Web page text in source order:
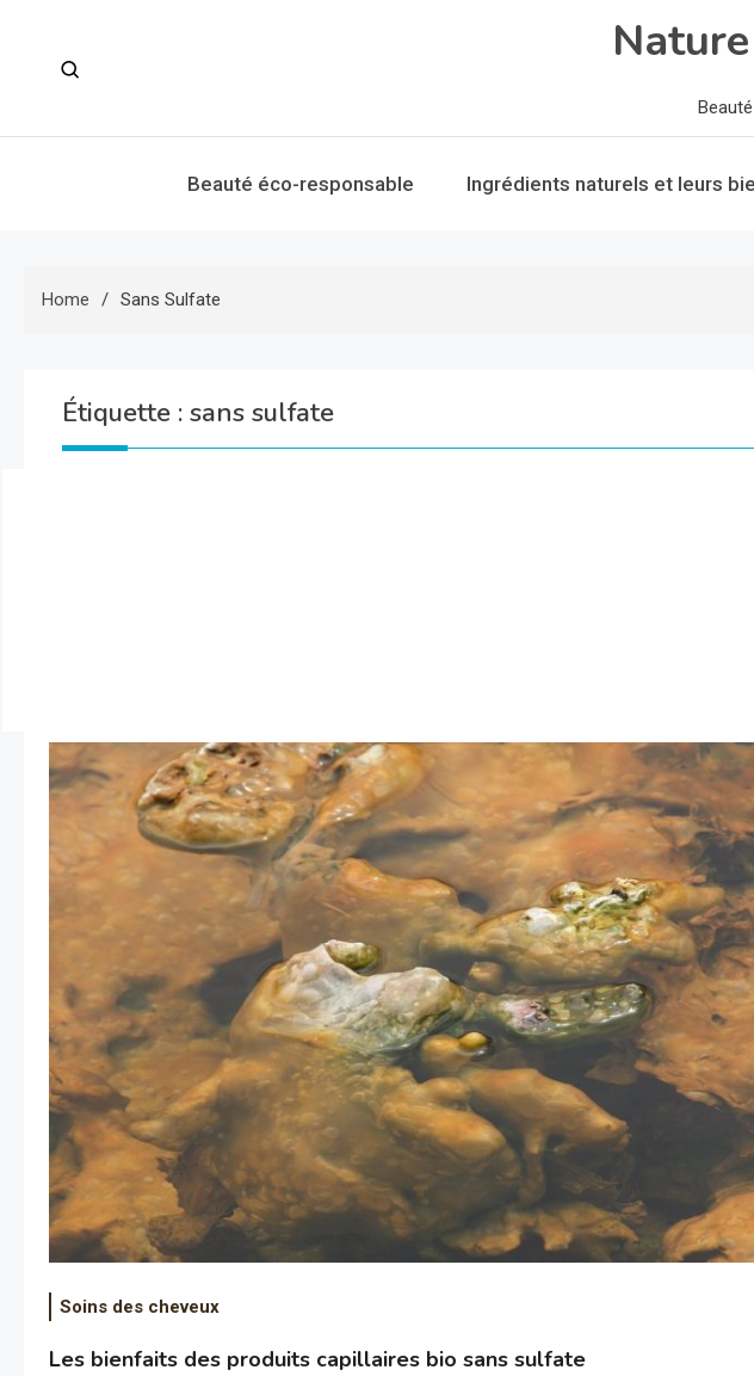
Beauté éco-responsable Ingrédients naturels et leurs
Home Sans Sulfate
Étiquette : sans sulfate
Soins des cheveux
Les bienfaits des produits capillaires bio sans sulfate